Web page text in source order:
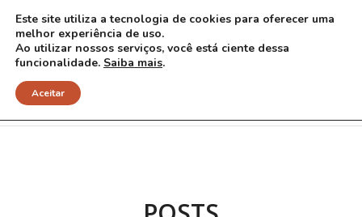
Arquivo para Tag: mutação nova
Este site utiliza a tecnologia de cookies para oferecer uma
melhor experiência de uso.
Ao utilizar nossos serviços, você está ciente dessa
funcionalidade. Saiba mais.
Aceitar